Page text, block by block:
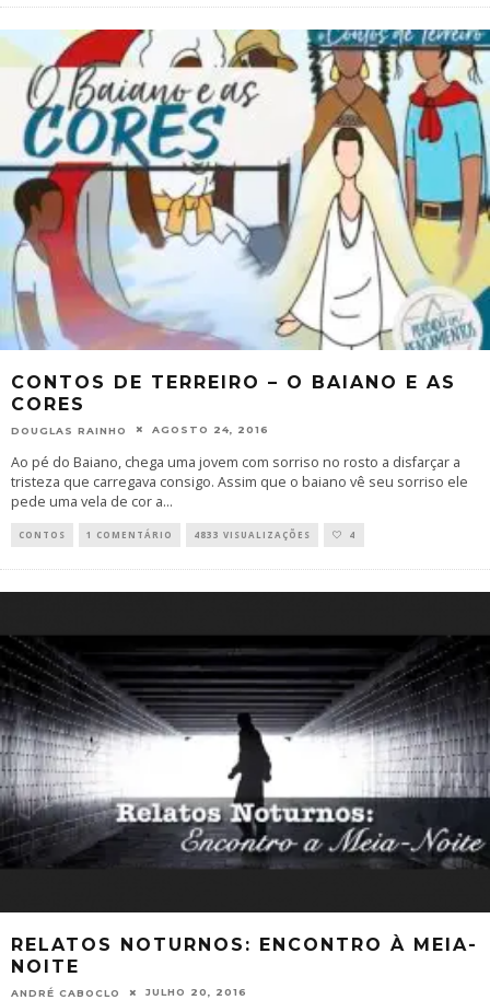
CONTOS DE TERREIRO – O BAIANO E AS
CORES
DOUGLAS RAINHO AGOSTO 24, 2016
Ao pé do Baiano, chega uma jovem com sorriso no rosto a disfarçar a
tristeza que carregava consigo. Assim que o baiano vê seu sorriso ele
pede uma vela de cor a...
CONTOS 1 COMENTÁRIO 4833 VISUALIZAÇÕES 4
RELATOS NOTURNOS: ENCONTRO À MEIA-
NOITE
ANDRÉ CABOCLO JULHO 20, 2016